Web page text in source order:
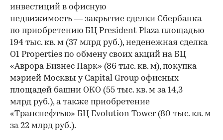
инвестиций в офисную
недвижимость — закрытие сделки Сбербанка
по приобретению БЦ President Plaza площадью
194 тыс. кв. м (37 млрд руб.), неденежная сделка
O1 Properties по обмену своих акций на БЦ
«Аврора Бизнес Парк» (86 тыс. кв. м), покупка
мэрией Москвы у Capital Group офисных
площадей башни ОКО (55 тыс. кв. м за 14,3
млрд руб.), а также приобретение
«Транснефтью» БЦ Evolution Tower (80 тыс. кв. м
за 22 млрд руб.).